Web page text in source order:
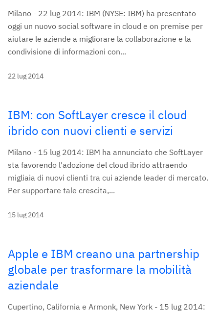
Milano - 22 lug 2014: IBM (NYSE: IBM) ha presentato
oggi un nuovo social software in cloud e on premise per
aiutare le aziende a migliorare la collaborazione e la
condivisione di informazioni con...
22 lug 2014
IBM: con SoftLayer cresce il cloud
ibrido con nuovi clienti e servizi
Milano - 15 lug 2014: IBM ha annunciato che SoftLayer
sta favorendo l'adozione del cloud ibrido attraendo
migliaia di nuovi clienti tra cui aziende leader di mercato.
Per supportare tale crescita,...
15 lug 2014
Apple e IBM creano una partnership
globale per trasformare la mobilità
aziendale
Cupertino, California e Armonk, New York - 15 lug 2014: